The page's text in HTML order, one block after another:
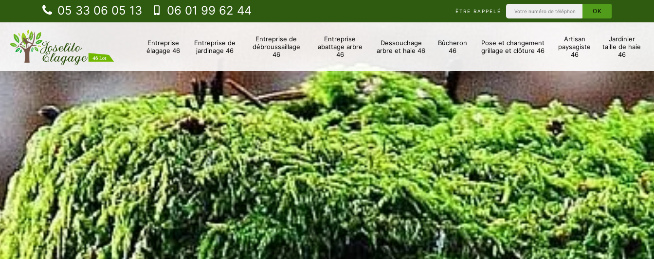
05 33 06 05 13 06 01 99 62 44 ÊTRE RAPPELÉ
Entreprise
élagage 46
Entreprise de
jardinage 46
Entreprise de
débroussaillage
46
Entreprise
abattage arbre
46
Dessouchage
arbre et haie 46
Bûcheron
46
Pose et changement
grillage et clôture 46
Artisan
paysagiste
46
Jardinier
taille de haie
46